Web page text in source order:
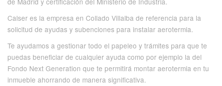
Calser es la empresa en Collado Villalba de referencia para la
solicitud de ayudas y subenciones para instalar aerotermia.
Te ayudamos a gestionar todo el papeleo y trámites para que te
puedas beneficiar de cualquier ayuda como por ejemplo la del
Fondo Next Generation que te permitirá montar aerotermia en tu
inmueble ahorrando de manera significativa.